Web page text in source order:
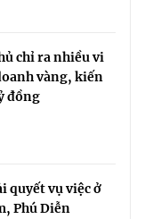
chỉ ra nhiều vi
vàng, kiến
đồng
quyết vụ việc ở
Phú Diễn